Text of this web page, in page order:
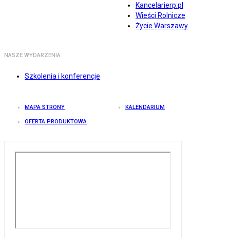
Kancelarierp.pl
Wieści Rolnicze
Życie Warszawy
NASZE WYDARZENIA
Szkolenia i konferencje
MAPA STRONY KALENDARIUM
OFERTA PRODUKTOWA